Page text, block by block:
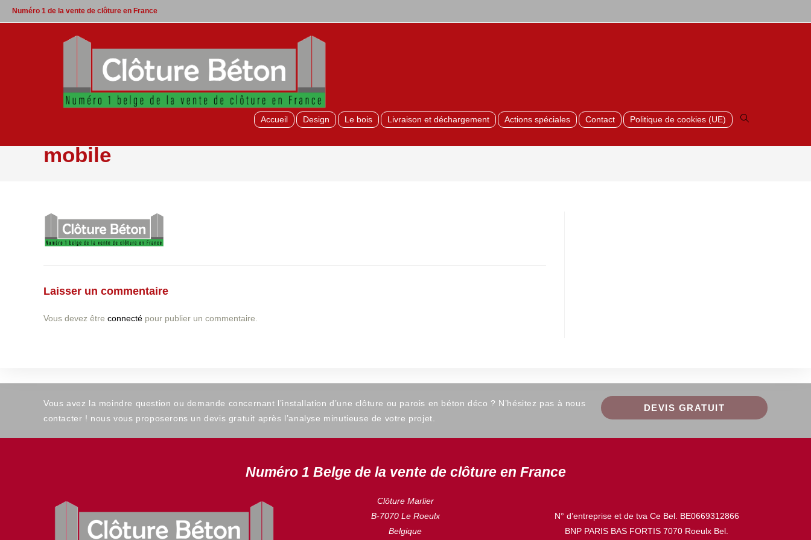
Skip
to
Numéro 1 de la vente de clôture en France
Accueil Design Le bois Livraison et déchargement Actions spéciales Contact Politique de cookies (UE)
Toggle
website
search
mobile
Laisser un commentaire
Vous devez être connecté pour publier un commentaire.
Vous avez la moindre question ou demande concernant l’installation d’une clôture ou parois en béton déco ? N’hésitez pas à nous
contacter ! nous vous proposerons un devis gratuit après l’analyse minutieuse de votre projet.
DEVIS GRATUIT
Numéro 1 Belge de la vente de clôture en France
Clôture Marlier
B-7070 Le Roeulx
Belgique
N° d’entreprise et de tva Ce Bel. BE0669312866
BNP PARIS BAS FORTIS 7070 Roeulx Bel.